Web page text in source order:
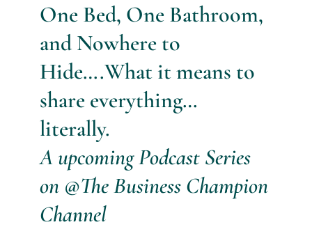
One Bed, One Bathroom,
and Nowhere to
Hide….What it means to
share everything…
literally.
A upcoming Podcast Series
on @The Business Champion
Channel